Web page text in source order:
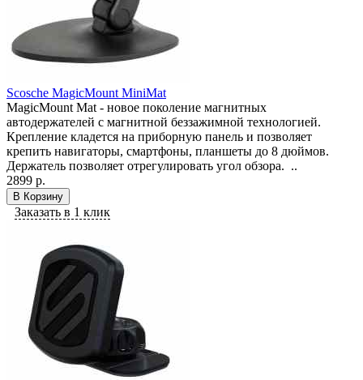
Scosche MagicMount MiniMat
MagicMount Mat - новое поколение магнитных
автодержателей с магнитной беззажимной технологией.
Крепление кладется на приборную панель и позволяет
крепить навигаторы, смартфоны, планшеты до 8 дюймов.
Держатель позволяет отрегулировать угол обзора. ..
2899 р.
В Корзину
Заказать в 1 клик